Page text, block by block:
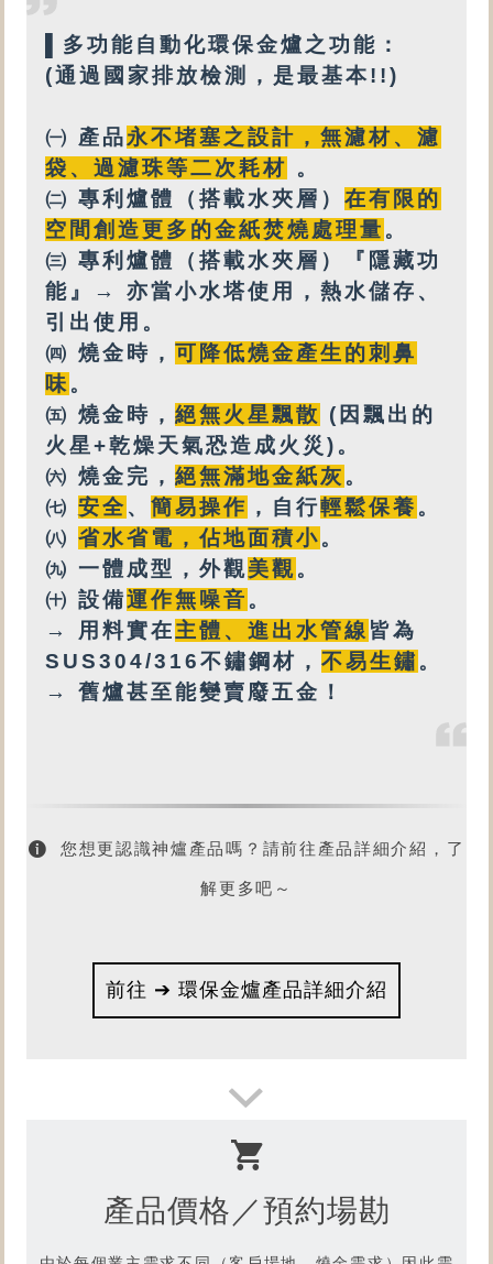
產品燒金實況嗎？
請前往【型號R3.7】產品影片
多功能自動化環保金爐之功能：
(通過國家排放檢測，是最基本!!)
㈠ 產品永不堵塞之設計 ， 無濾材、濾
袋、過濾珠等二次耗材 。
㈡ 專利 爐體（搭載水夾層 ） 在有限的
空間創造更多的金紙焚燒處理量 。
㈢ 專利爐體（搭載水夾層）『隱藏功
能』→ 亦當小水塔使用， 熱水儲存、
引出使用。
㈣ 燒金時， 可降低燒金產生的刺鼻
味 。
㈤ 燒金時， 絕無火星飄散 (因飄出的
火星+乾燥天氣恐造成火災)。
㈥ 燒金完， 絕無滿地金紙灰 。
㈦ 安全、 簡易操作 ，自行輕鬆保養 。
㈧ 省水省電，佔地面積小。
㈨ 一體成型，外觀美觀。
㈩ 設備運作無噪音 。
→ 用料實在主體、進出水管線 皆為
SUS304/316不鏽鋼材， 不易生鏽 。
→ 舊爐甚至能變賣廢五金！
您想更認識神爐產品嗎？請前往產品詳細介紹，了
解更多吧～
前往 ➔ 環保金爐產品詳細介紹
產品價格／預約場勘